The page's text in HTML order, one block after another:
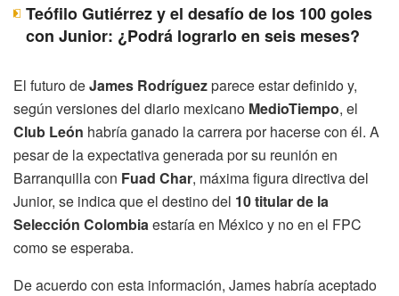
Teófilo Gutiérrez y el desafío de los 100 goles
con Junior: ¿Podrá lograrlo en seis meses?
El futuro deJames Rodríguezparece estar definido y,
según versiones del diario mexicano MedioTiempo, el
Club León habría ganado la carrera por hacerse con él. A
pesar de la expectativa generada por su reunión en
Barranquilla con Fuad Char, máxima figura directiva del
Junior, se indica que el destino del 10 titular de la
Selección Colombiaestaría en México y no en el FPC
como se esperaba.
De acuerdo con esta información, James habría aceptado